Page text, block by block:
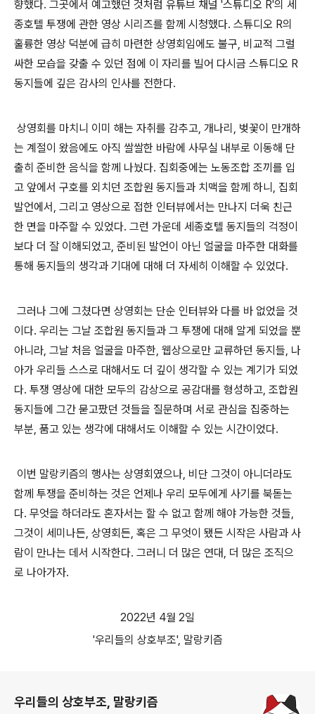
향했다. 그곳에서 예고했던 것처럼 유튜브 채널 '스튜디오 R'의 세
종호텔 투쟁에 관한 영상 시리즈를 함께 시청했다. 스튜디오 R의
훌륭한 영상 덕분에 급히 마련한 상영회임에도 불구, 비교적 그럴
싸한 모습을 갖출 수 있던 점에 이 자리를 빌어 다시금 스튜디오 R
동지들에 깊은 감사의 인사를 전한다.
상영회를 마치니 이미 해는 자취를 감추고, 개나리, 벚꽃이 만개하
는 계절이 왔음에도 아직 쌀쌀한 바람에 사무실 내부로 이동해 단
출히 준비한 음식을 함께 나눴다. 집회중에는 노동조합 조끼를 입
고 앞에서 구호를 외치던 조합원 동지들과 치맥을 함께 하니, 집회
발언에서, 그리고 영상으로 접한 인터뷰에서는 만나지 더욱 친근
한 면을 마주할 수 있었다. 그런 가운데 세종호텔 동지들의 걱정이
보다 더 잘 이해되었고, 준비된 발언이 아닌 얼굴을 마주한 대화를
통해 동지들의 생각과 기대에 대해 더 자세히 이해할 수 있었다.
그러나 그에 그쳤다면 상영회는 단순 인터뷰와 다를 바 없었을 것
이다. 우리는 그날 조합원 동지들과 그 투쟁에 대해 알게 되었을 뿐
아니라, 그날 처음 얼굴을 마주한, 웹상으로만 교류하던 동지들, 나
아가 우리들 스스로 대해서도 더 깊이 생각할 수 있는 계기가 되었
다. 투쟁 영상에 대한 모두의 감상으로 공감대를 형성하고, 조합원
동지들에 그간 묻고팠던 것들을 질문하며 서로 관심을 집중하는
부분, 품고 있는 생각에 대해서도 이해할 수 있는 시간이었다.
이번 말랑키즘의 행사는 상영회였으나, 비단 그것이 아니더라도
함께 투쟁을 준비하는 것은 언제나 우리 모두에게 사기를 북돋는
다. 무엇을 하더라도 혼자서는 할 수 없고 함께 해야 가능한 것들,
그것이 세미나든, 상영회든, 혹은 그 무엇이 됐든 시작은 사람과 사
람이 만나는 데서 시작한다. 그러니 더 많은 연대, 더 많은 조직으
로 나아가자.
2022년 4월 2일
'우리들의 상호부조', 말랑키즘
우리들의 상호부조, 말랑키즘